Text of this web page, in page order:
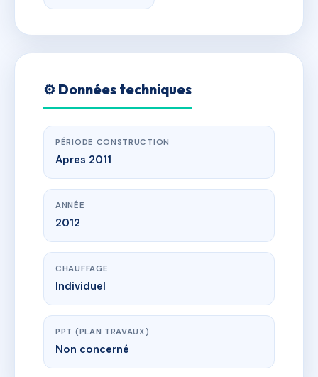
⚙️ Données techniques
PÉRIODE CONSTRUCTION
Apres 2011
ANNÉE
2012
CHAUFFAGE
Individuel
PPT (PLAN TRAVAUX)
Non concerné